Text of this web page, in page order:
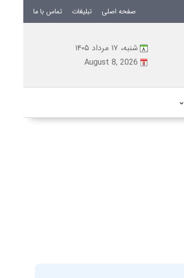
صفحه اصلی تبلیغات تماس با ما
شنبه، ۱۷ مرداد ۱۴۰۵
August 8, 2026
⌄